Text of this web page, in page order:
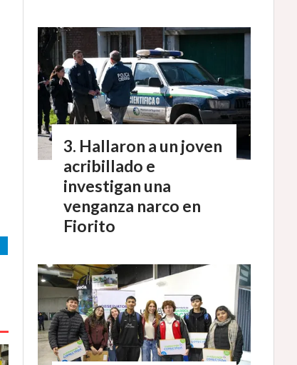
Hallaron a un joven
acribillado e
investigan una
venganza narco en
Fiorito